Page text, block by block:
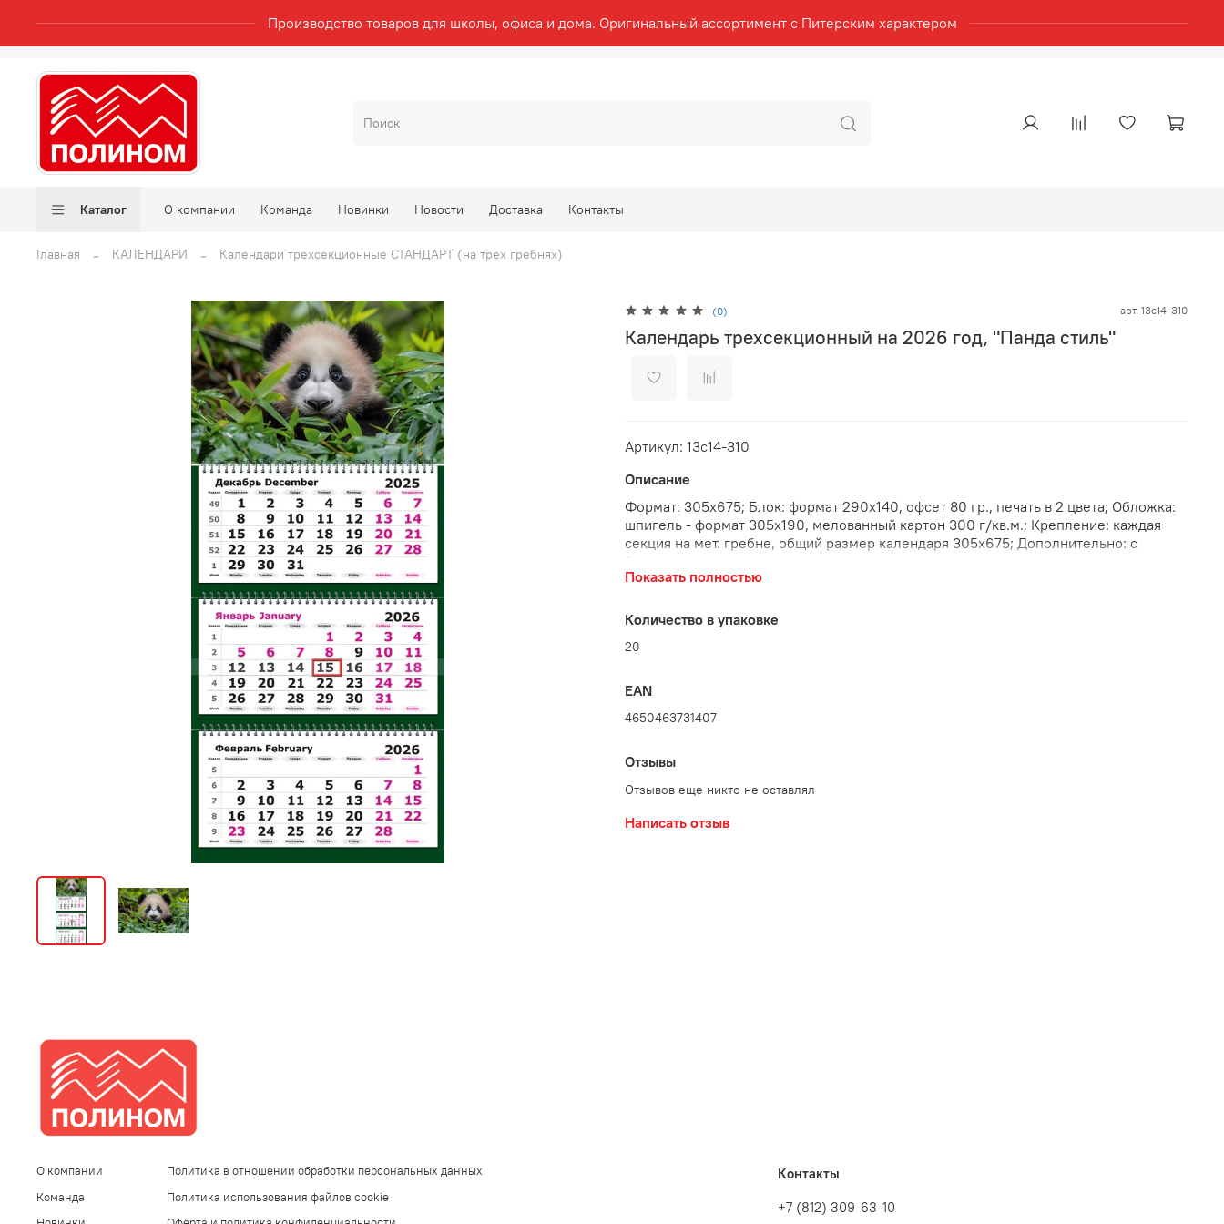
Производство товаров для школы, офиса и дома. Оригинальный ассортимент с Питерским характером
Каталог О компании Команда Новинки Новости Доставка Контакты
Главная КАЛЕНДАРИ Календари трехсекционные СТАНДАРТ (на трех гребнях)
(0) арт. 13с14-310
Календарь трехсекционный на 2026 год, "Панда стиль"
Артикул: 13с14-310
Описание
Формат: 305х675; Блок: формат 290х140, офсет 80 гр., печать в 2 цвета; Обложка:
шпигель - формат 305х190, мелованный картон 300 г/кв.м.; Крепление: каждая
секция на мет. гребне, общий размер календаря 305х675; Дополнительно: с
Показать полностью
Количество в упаковке
20
EAN
4650463731407
Отзывы
Отзывов еще никто не оставлял
Написать отзыв
О компании
Команда
Политика в отношении обработки персональных данных
Политика использования файлов cookie
Контакты
+7 (812) 309-63-10